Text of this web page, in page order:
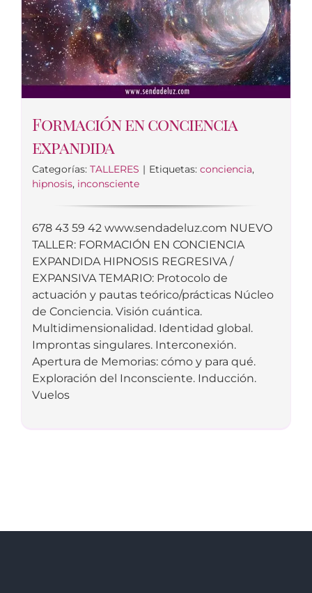
Formación en conciencia
expandida
Categorías: TALLERES | Etiquetas: conciencia,
hipnosis, inconsciente
678 43 59 42 www.sendadeluz.com NUEVO
TALLER: FORMACIÓN EN CONCIENCIA
EXPANDIDA HIPNOSIS REGRESIVA /
EXPANSIVA TEMARIO: Protocolo de
actuación y pautas teórico/prácticas Núcleo
de Conciencia. Visión cuántica.
Multidimensionalidad. Identidad global.
Improntas singulares. Interconexión.
Apertura de Memorias: cómo y para qué.
Exploración del Inconsciente. Inducción.
Vuelos